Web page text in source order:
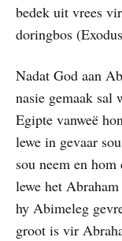
bedek uit vrees
doringbos
Nadat God aan
nasie gemaak sal
Egipte vanweë
lewe in gevaar
sou neem en
lewe het
hy Abimeleg
groot is vir